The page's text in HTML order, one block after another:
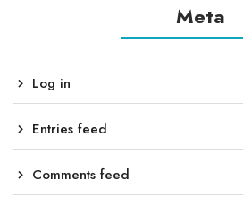
Meta
Log in
Entries feed
Comments feed